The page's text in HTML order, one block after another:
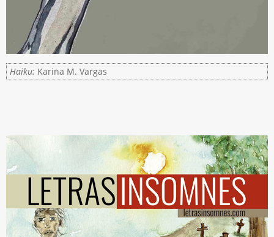
Haiku: Karina M. Vargas